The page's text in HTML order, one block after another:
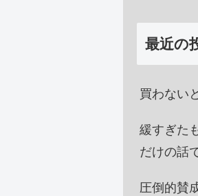
最近の
買わない
緩すぎた
だけの話
圧倒的賛